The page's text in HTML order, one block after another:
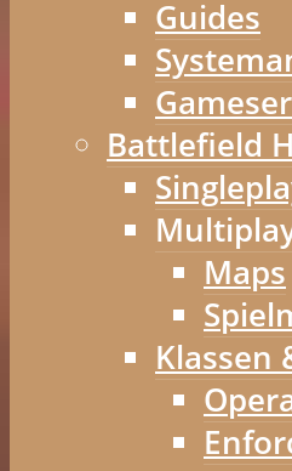
Guides
Battlefield
Maps
Klassen